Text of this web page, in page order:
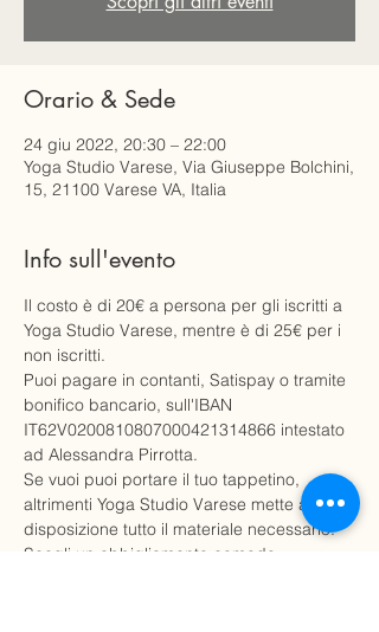
Orario & Sede
24 giu 2022, 20:30 – 22:00
Yoga Studio Varese, Via Giuseppe Bolchini,
15, 21100 Varese VA, Italia
Info sull'evento
Il costo è di 20€ a persona per gli iscritti a
Yoga Studio Varese, mentre è di 25€ per i
non iscritti.
Puoi pagare in contanti, Satispay o tramite
bonifico bancario, sull'IBAN
IT62V0200810807000421314866 intestato
ad Alessandra Pirrotta.
Se vuoi puoi portare il tuo tappetino,
altrimenti Yoga Studio Varese mette a
disposizione tutto il materiale necessario.
Scegli un abbigliamento comodo.